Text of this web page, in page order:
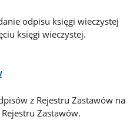
odpisu księgi wieczystej
księgi wieczystej.
z Rejestru Zastawów na
Zastawów.